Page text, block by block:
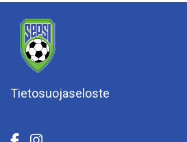
Tietosuojaseloste